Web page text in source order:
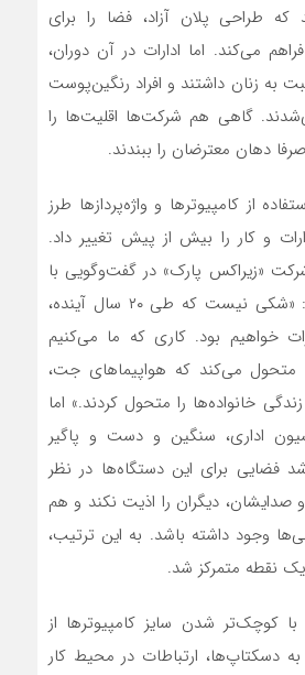
که طراحی پلان آزاد، فضا را برای
می‌کند. اما ادارات در آن دوران،
به زنان داشتند و افراد رنگین‌‌‌پوست
گاهی هم شرکت‌ها اقلیت‌‌‌ها را
دهان معترضان را ببندند.
استفاده از کامپیوترها و واژه‌‌‌پردازها طرز
و کار را بیش از پیش تغییر داد.
«زیراکس پارک» در گفت‌وگویی با
بیزنس‌‌‌ویک گفته بود: «شکی نیست که طی ۲۰ سال آینده،
خواهیم بود. کاری که ما می‌‌‌کنیم
متحول می‌کند که هواپیماهای جت،
خانواده‌‌‌ها را متحول کردند.» اما
اداری، سنگین و دست و پا‌گیر
فضایی برای این دستگاه‌‌‌ها در نظر
صدایشان، دیگران را اذیت نکند و هم
وجود داشته باشد. به این ترتیب،
یک نقطه متمرکز شد.
با کوچک‌تر شدن سایز کامپیوترها از
دسکتاپ‌‌‌ها، ارتباطات در محیط کار